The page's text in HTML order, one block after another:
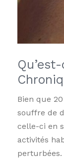
Bien que
souffre de
celle-ci en
activités